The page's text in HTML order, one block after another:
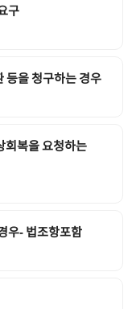
구
등을 청구하는 경우
회복을 요청하는
우- 법조항포함